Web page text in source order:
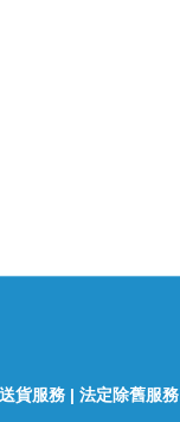
送貨服務 | 法定除舊服務